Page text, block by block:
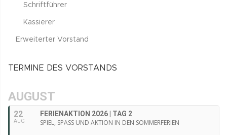
Schriftführer
Kassierer
Erweiterter Vorstand
TERMINE DES VORSTANDS
AUGUST
22
AUG
FERIENAKTION 2026 | TAG 2
SPIEL, SPASS UND AKTION IN DEN SOMMERFERIEN